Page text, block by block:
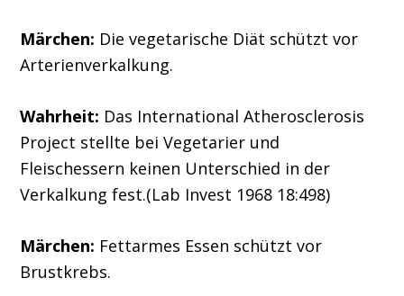
Märchen: Die vegetarische Diät schützt vor
Arterienverkalkung.
Wahrheit: Das International Atherosclerosis
Project stellte bei Vegetarier und
Fleischessern keinen Unterschied in der
Verkalkung fest.(Lab Invest 1968 18:498)
Märchen: Fettarmes Essen schützt vor
Brustkrebs.